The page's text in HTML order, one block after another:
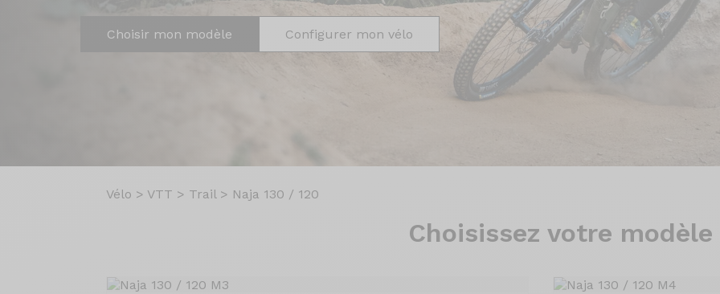
Choisir mon modèle Configurer mon vélo
Vélo > VTT > Trail> Naja 130 / 120
Choisissez votre modèle